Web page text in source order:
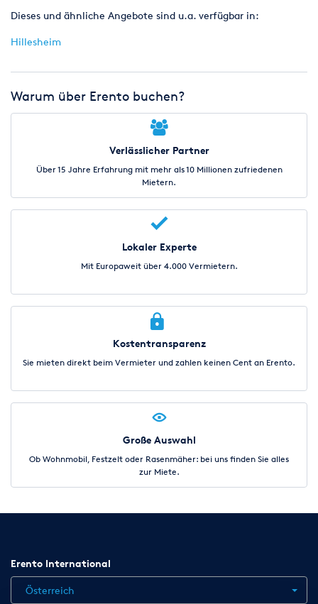
Dieses und ähnliche Angebote sind u.a. verfügbar in:
Hillesheim
Warum über Erento buchen?
Verlässlicher Partner
Über 15 Jahre Erfahrung mit mehr als 10 Millionen zufriedenen
Mietern.
Lokaler Experte
Mit Europaweit über 4.000 Vermietern.
Kostentransparenz
Sie mieten direkt beim Vermieter und zahlen keinen Cent an Erento.
Große Auswahl
Ob Wohnmobil, Festzelt oder Rasenmäher: bei uns finden Sie alles
zur Miete.
Erento International
Österreich